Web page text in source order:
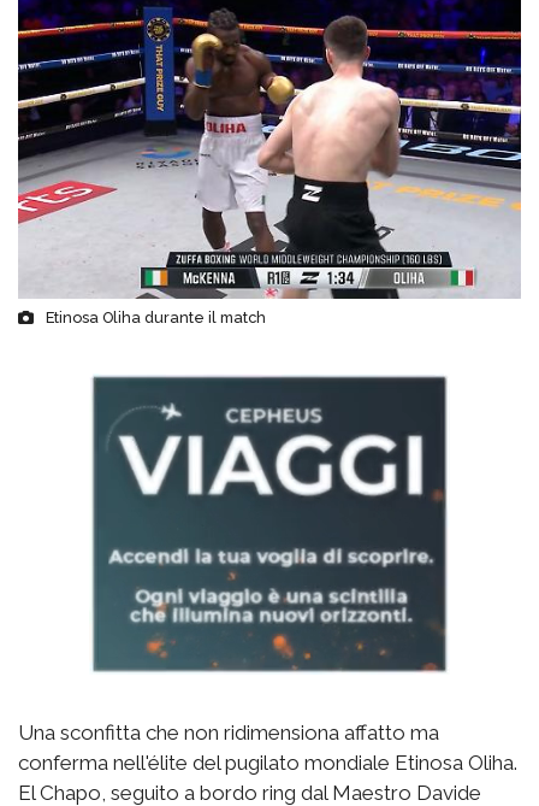
Etinosa Oliha durante il match
Una sconfitta che non ridimensiona affatto ma
conferma nell'élite del pugilato mondiale Etinosa Oliha.
El Chapo, seguito a bordo ring dal Maestro Davide